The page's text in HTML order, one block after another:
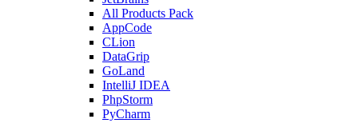
All Products Pack
AppCode
CLion
DataGrip
GoLand
IntelliJ IDEA
PhpStorm
PyCharm